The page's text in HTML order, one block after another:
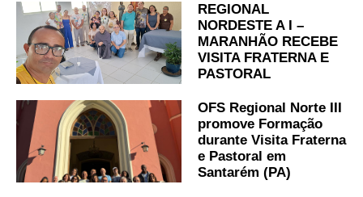
REGIONAL
NORDESTE A I –
MARANHÃO RECEBE
VISITA FRATERNA E
PASTORAL
OFS Regional Norte III
promove Formação
durante Visita Fraterna
e Pastoral em
Santarém (PA)